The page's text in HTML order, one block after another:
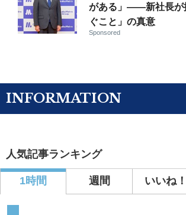
がある」――新社長が
ぐこと」の真意
Sponsored
INFORMATION
人気記事ランキング
1時間 週間 いいね！